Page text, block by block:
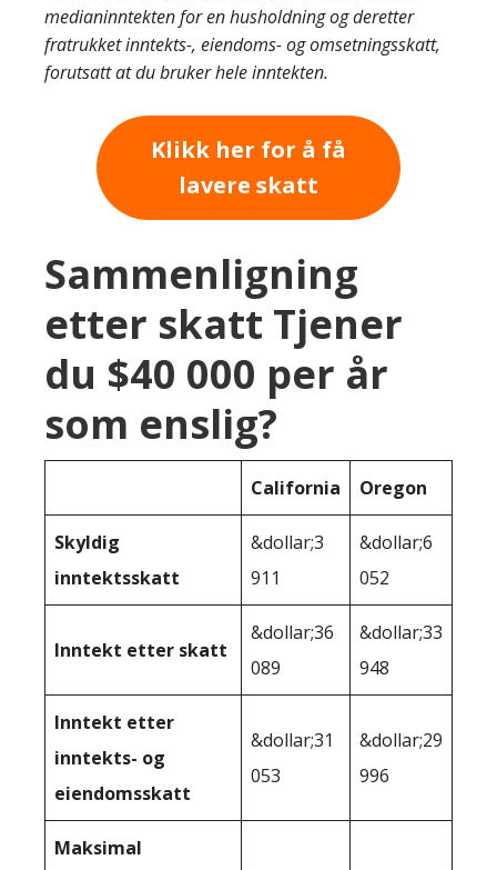
medianinntekten for en husholdning og deretter
fratrukket inntekts-, eiendoms- og omsetningsskatt,
forutsatt at du bruker hele inntekten.
Klikk her for å få
lavere skatt
Sammenligning
etter skatt Tjener
du $40 000 per år
som enslig?
California Oregon
Skyldig
inntektsskatt
&dollar;3
911
&dollar;6
052
Inntekt etter skatt
&dollar;36
089
&dollar;33
948
Inntekt etter
inntekts- og
eiendomsskatt
&dollar;31
053
&dollar;29
996
Maksimal